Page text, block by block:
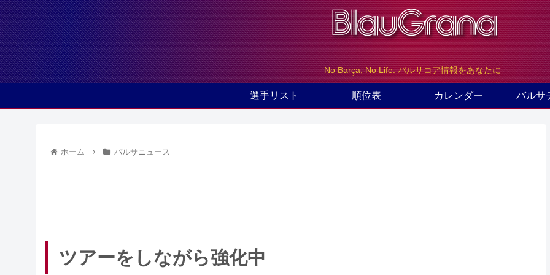
No Barça, No Life. バルサコア情報をあなたに
選手リスト 順位表 カレンダー バルサ
ホーム バルサニュース
ツアーをしながら強化中